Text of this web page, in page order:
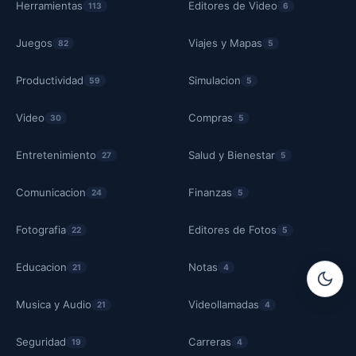
Herramientas 113
Juegos 82
Productividad 59
Video 30
Entretenimiento 27
Comunicacion 24
Fotografia 22
Educacion 21
Musica y Audio 21
Seguridad 19
Editores de Video 6
Viajes y Mapas 5
Simulacion 5
Compras 5
Salud y Bienestar 5
Finanzas 5
Editores de Fotos 5
Notas 4
Videollamadas 4
Carreras 4